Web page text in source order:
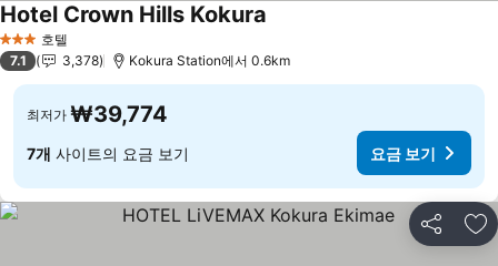
3 성급 호텔
Hotel Crown Hills Kokura
7.1 3,378 Kokura Station에서 0.6km
최저가 ₩39,774
7개 사이트의 요금 보기 요금 보기
공유 즐